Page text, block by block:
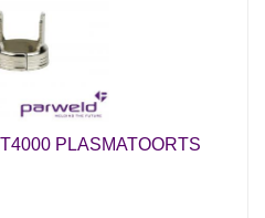
PLASMATOORTS